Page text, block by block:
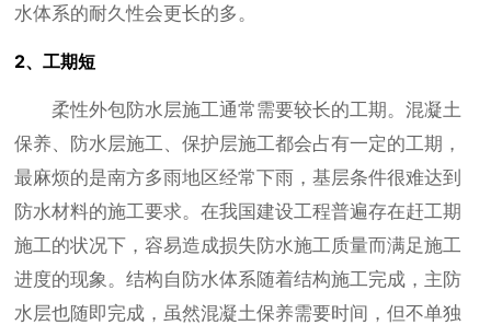
水体系的耐久性会更长的多。
2、工期短
柔性外包防水层施工通常需要较长的工期。混凝土
保养、防水层施工、保护层施工都会占有一定的工期，
最麻烦的是南方多雨地区经常下雨，基层条件很难达到
防水材料的施工要求。在我国建设工程普遍存在赶工期
施工的状况下，容易造成损失防水施工质量而满足施工
进度的现象。结构自防水体系随着结构施工完成，主防
水层也随即完成，虽然混凝土保养需要时间，但不单独